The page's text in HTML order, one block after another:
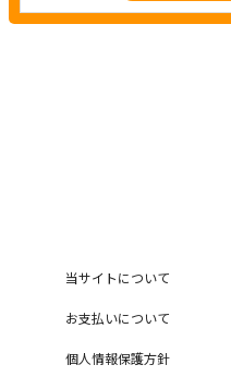
当サイトについて
お支払いについて
個人情報保護方針